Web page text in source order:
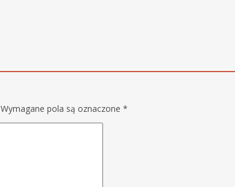
Wymagane pola są oznaczone*